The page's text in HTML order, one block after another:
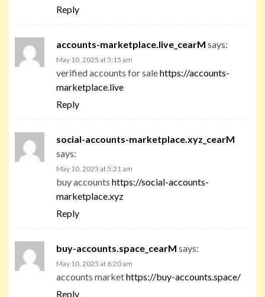
Reply
accounts-marketplace.live_cearM says:
May 10, 2025 at 5:15 am
verified accounts for salehttps://accounts-
marketplace.live
Reply
social-accounts-marketplace.xyz_cearM
says:
May 10, 2025 at 5:21 am
buy accounts https://social-accounts-
marketplace.xyz
Reply
buy-accounts.space_cearM says:
May 10, 2025 at 6:20 am
accounts markethttps://buy-accounts.space/
Reply